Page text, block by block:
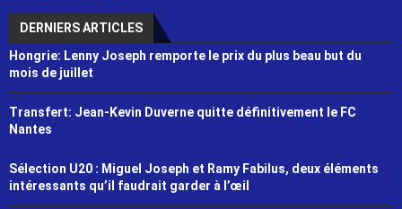
DERNIERS ARTICLES
Hongrie: Lenny Joseph remporte le prix du plus beau but du
mois de juillet
Transfert: Jean-Kevin Duverne quitte définitivement le FC
Nantes
Sélection U20 : Miguel Joseph et Ramy Fabilus, deux éléments
intéressants qu’il faudrait garder à l’œil